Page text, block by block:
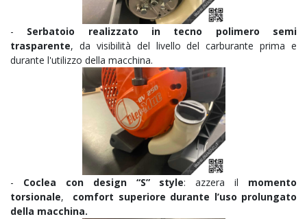
- Serbatoio realizzato in tecno polimero semi
trasparente, da visibilità del livello del carburante prima e
durante l'utilizzo della macchina.
- Coclea con design “S” style: azzera il momento
torsionale, comfort superiore durante l’uso prolungato
della macchina.